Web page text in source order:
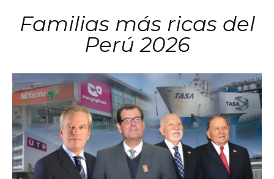
Familias más ricas del
Perú 2026